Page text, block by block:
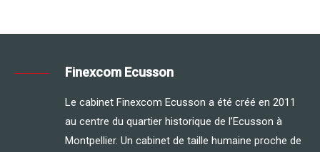
Finexcom Ecusson
Le cabinet Finexcom Ecusson a été créé en 2011
au centre du quartier historique de l’Ecusson à
Montpellier. Un cabinet de taille humaine proche de